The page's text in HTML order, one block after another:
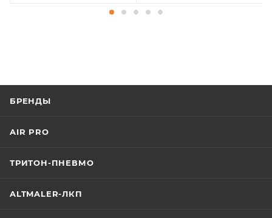
БРЕНДЫ
AIR PRO
ТРИТОН-ПНЕВМО
ALTMALER-ЛКП